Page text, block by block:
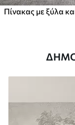
Πίνακας με ξύλα